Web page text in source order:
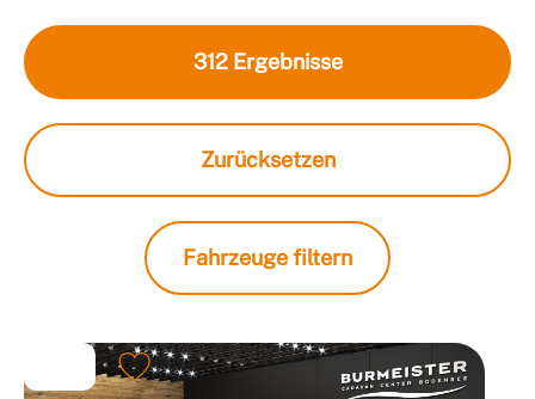
312 Ergebnisse
Zurücksetzen
Fahrzeuge filtern